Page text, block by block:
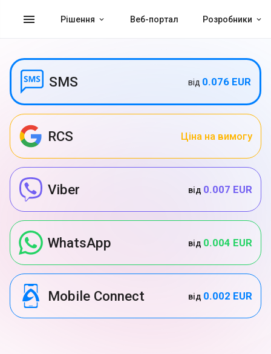
menu Рішення Веб-портал Розробники
SMS від 0.076 EUR
RCS Ціна на вимогу
Viber від 0.007 EUR
WhatsApp від 0.004 EUR
Mobile Connect від 0.002 EUR